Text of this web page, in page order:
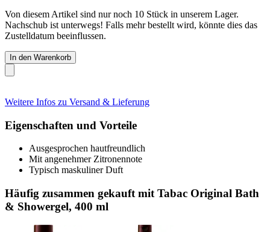
Von diesem Artikel sind nur noch 10 Stück in unserem Lager.
Nachschub ist unterwegs! Falls mehr bestellt wird, könnte dies das
Zustelldatum beeinflussen.
In den Warenkorb
Weitere Infos zu Versand & Lieferung
Eigenschaften und Vorteile
Ausgesprochen hautfreundlich
Mit angenehmer Zitronennote
Typisch maskuliner Duft
Häufig zusammen gekauft mit Tabac Original Bath
& Showergel, 400 ml